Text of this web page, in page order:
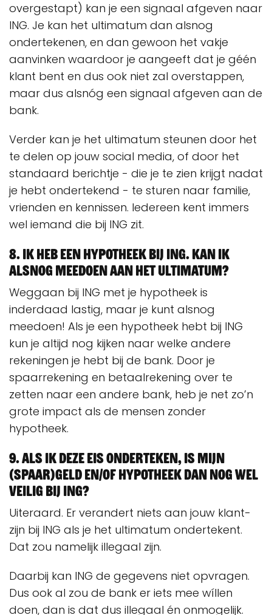
overgestapt) kan je een signaal afgeven naar
ING. Je kan het ultimatum dan alsnog
ondertekenen, en dan gewoon het vakje
aanvinken waardoor je aangeeft dat je géén
klant bent en dus ook niet zal overstappen,
maar dus alsnóg een signaal afgeven aan de
bank.
Verder kan je het ultimatum steunen door het
te delen op jouw social media, of door het
standaard berichtje - die je te zien krijgt nadat
je hebt ondertekend - te sturen naar familie,
vrienden en kennissen. Iedereen kent immers
wel iemand die bij ING zit.
8. Ik heb een hypotheek bij ING. Kan ik
alsnog meedoen aan het ultimatum?
Weggaan bij ING met je hypotheek is
inderdaad lastig, maar je kunt alsnog
meedoen! Als je een hypotheek hebt bij ING
kun je altijd nog kijken naar welke andere
rekeningen je hebt bij de bank. Door je
spaarrekening en betaalrekening over te
zetten naar een andere bank, heb je net zo’n
grote impact als de mensen zonder
hypotheek.
9. Als ik deze eis onderteken, is mijn
(spaar)geld en/of hypotheek dan nog wel
veilig bij ING?
Uiteraard. Er verandert niets aan jouw klant-
zijn bij ING als je het ultimatum ondertekent.
Dat zou namelijk illegaal zijn.
Daarbij kan ING de gegevens niet opvragen.
Dus ook al zou de bank er iets mee wíllen
doen, dan is dat dus illegaal én onmogelijk.